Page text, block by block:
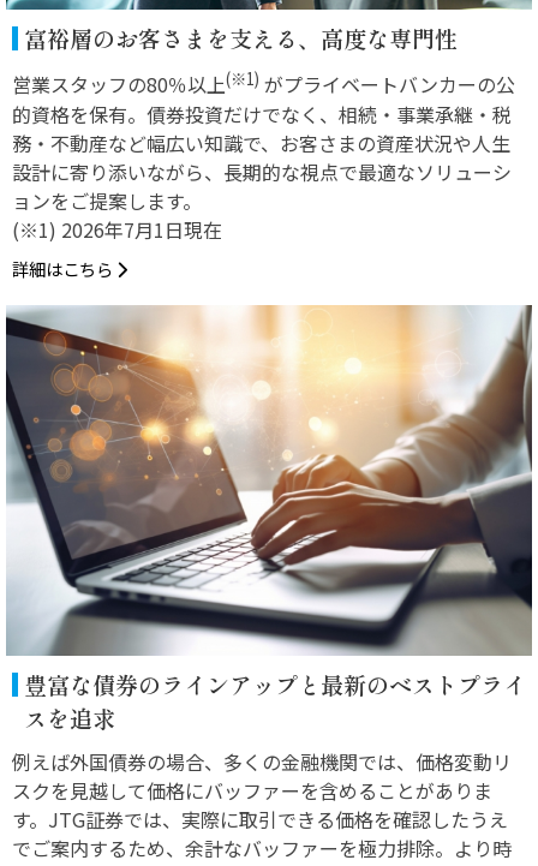
富裕層のお客さまを支える、高度な専門性
営業スタッフの80％以上(※1) がプライベートバンカーの公
的資格を保有。債券投資だけでなく、相続・事業承継・税
務・不動産など幅広い知識で、お客さまの資産状況や人生
設計に寄り添いながら、長期的な視点で最適なソリューシ
ョンをご提案します。
(※1) 2026年7月1日現在
詳細はこちら
豊富な債券のラインアップと最新のベストプライ
スを追求
例えば外国債券の場合、多くの金融機関では、価格変動リ
スクを見越して価格にバッファーを含めることがありま
す。JTG証券では、実際に取引できる価格を確認したうえ
でご案内するため、余計なバッファーを極力排除。より時